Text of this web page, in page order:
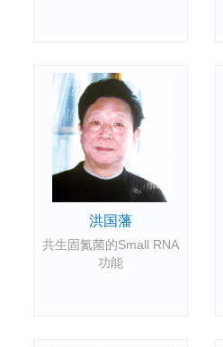
洪国藩
共生固氮菌的Small RNA
功能